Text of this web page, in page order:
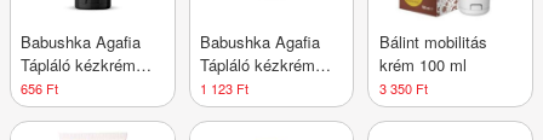
Babushka Agafia
Tápláló kézkrém
vad szibériaiboróka-
és erdeimálna-
656 Ft
Babushka Agafia
Tápláló kézkrém
vad szibériaiboróka-
és erdeimálna-
1 123 Ft
Bálint mobilitás
krém 100 ml
3 350 Ft